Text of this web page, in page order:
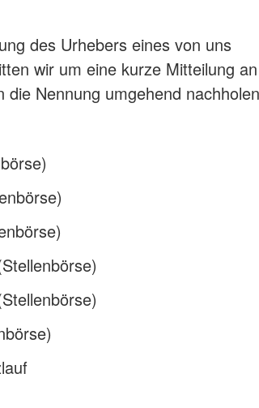
des Urhebers eines von uns
wir um eine kurze Mitteilung an
Nennung umgehend